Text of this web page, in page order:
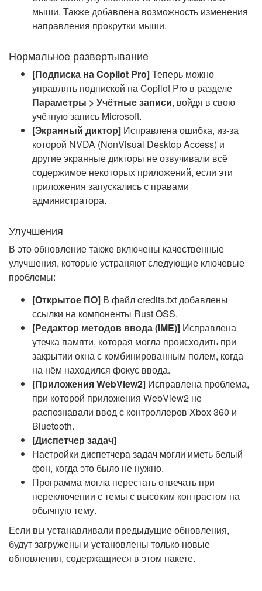
мыши. Также добавлена возможность изменения
направления прокрутки мыши.
Нормальное развертывание
[Подписка на Copilot Pro]Теперь можно
управлять подпиской на Copilot Pro в разделе
Параметры > Учётные записи, войдя в свою
учётную запись Microsoft.
[Экранный диктор] Исправлена ошибка, из-за
которой NVDA (NonVisual Desktop Access) и
другие экранные дикторы не озвучивали всё
содержимое некоторых приложений, если эти
приложения запускались с правами
администратора.
Улучшения
В это обновление также включены качественные
улучшения, которые устраняют следующие ключевые
проблемы:
[Открытое ПО] В файл credits.txt добавлены
ссылки на компоненты Rust OSS.
[Редактор методов ввода (IME)] Исправлена
утечка памяти, которая могла происходить при
закрытии окна с комбинированным полем, когда
на нём находился фокус ввода.
[Приложения WebView2] Исправлена проблема,
при которой приложения WebView2 не
распознавали ввод с контроллеров Xbox 360 и
Bluetooth.
[Диспетчер задач]
Настройки диспетчера задач могли иметь белый
фон, когда это было не нужно.
Программа могла перестать отвечать при
переключении с темы с высоким контрастом на
обычную тему.
Если вы устанавливали предыдущие обновления,
будут загружены и установлены только новые
обновления, содержащиеся в этом пакете.